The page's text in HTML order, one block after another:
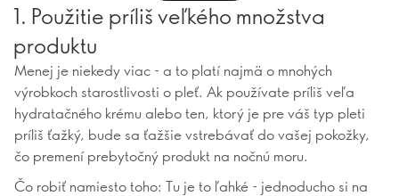
1. Použitie príliš veľkého množstva
produktu
Menej je niekedy viac - a to platí najmä o mnohých
výrobkoch starostlivosti o pleť. Ak používate príliš veľa
hydratačného krému alebo ten, ktorý je pre váš typ pleti
príliš ťažký, bude sa ťažšie vstrebávať do vašej pokožky,
čo premení prebytočný produkt na nočnú moru.
Čo robiť namiesto toho: Tu je to ľahké - jednoducho si na